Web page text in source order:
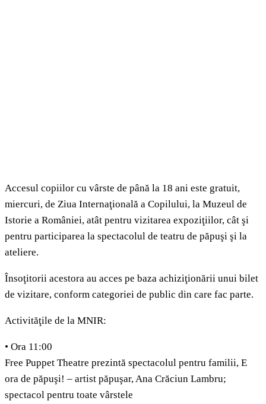
Accesul copiilor cu vârste de până la 18 ani este gratuit,
miercuri, de Ziua Internaţională a Copilului, la Muzeul de
Istorie a României, atât pentru vizitarea expoziţiilor, cât şi
pentru participarea la spectacolul de teatru de păpuşi şi la
ateliere.
Însoţitorii acestora au acces pe baza achiziţionării unui bilet
de vizitare, conform categoriei de public din care fac parte.
Activităţile de la MNIR:
• Ora 11:00
Free Puppet Theatre prezintă spectacolul pentru familii, E
ora de păpuşi! – artist păpuşar, Ana Crăciun Lambru;
spectacol pentru toate vârstele